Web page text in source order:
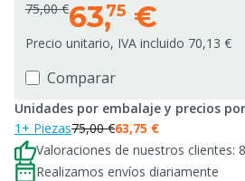
75,00 €63,75 €
Precio unitario, IVA incluido 70,13 €
Comparar
Unidades por embalaje y precios
1+ Piezas75,00 €63,75 €
Valoraciones de nuestros clientes:
Realizamos envíos diariamente